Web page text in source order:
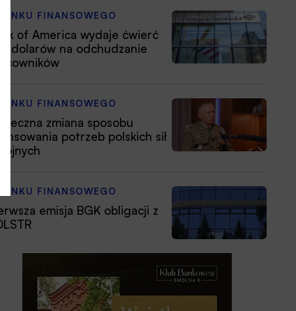
RYNKU FINANSOWEGO
of America wydaje ćwierć
dolarów na odchudzanie
RYNKU FINANSOWEGO
zmiana sposobu
potrzeb polskich sił
RYNKU FINANSOWEGO
emisja BGK obligacji z